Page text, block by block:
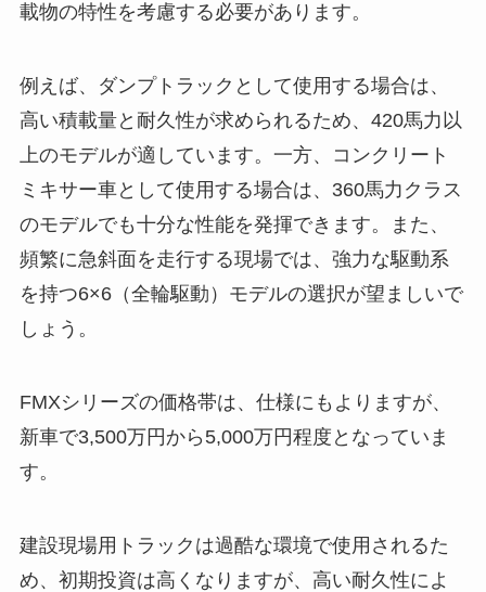
載物の特性を考慮する必要があります。
例えば、ダンプトラックとして使用する場合は、
高い積載量と耐久性が求められるため、420馬力以
上のモデルが適しています。一方、コンクリート
ミキサー車として使用する場合は、360馬力クラス
のモデルでも十分な性能を発揮できます。また、
頻繁に急斜面を走行する現場では、強力な駆動系
を持つ6×6（全輪駆動）モデルの選択が望ましいで
しょう。
FMXシリーズの価格帯は、仕様にもよりますが、
新車で3,500万円から5,000万円程度となっていま
す。
建設現場用トラックは過酷な環境で使用されるた
め、初期投資は高くなりますが、高い耐久性によ